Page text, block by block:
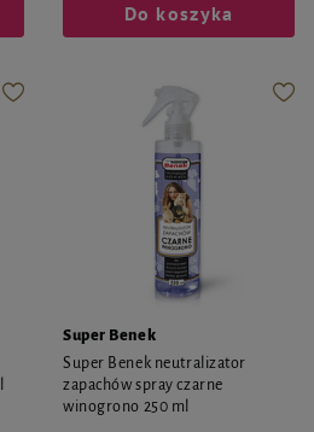
Do koszyka
Super Benek
Super Benek neutralizator
zapachów spray czarne
winogrono 250 ml